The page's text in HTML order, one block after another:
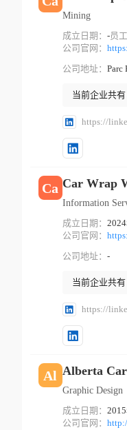
Mining
成立日期： -员
公司官网：
公司地址：
当前企业共有
https://
Ca Car Wrap
Information
成立日期：
公司官网：
公司地址： -
当前企业共有
https://
Al Alberta
Graphic Design
成立日期：
公司官网：